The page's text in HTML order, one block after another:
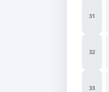
31
32
33